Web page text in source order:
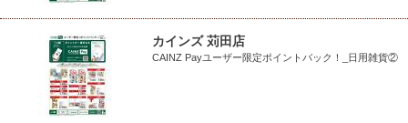
カインズ 苅田店
CAINZ Payユーザー限定ポイントバック！_日用雑貨②